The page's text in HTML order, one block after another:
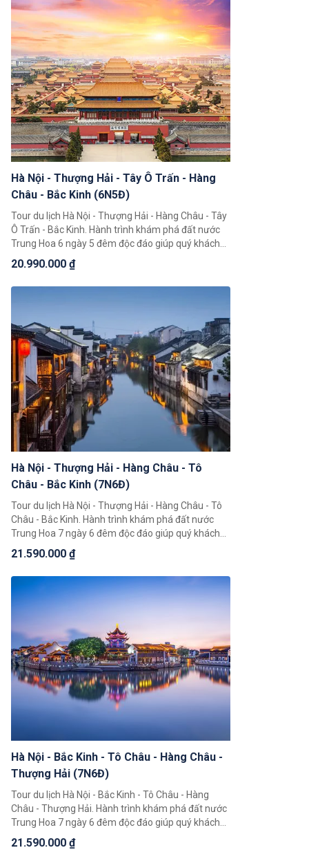
Hà Nội - Thượng Hải - Tây Ô Trấn - Hàng
Châu - Bắc Kinh (6N5Đ)
Tour du lịch Hà Nội - Thượng Hải - Hàng Châu - Tây
Ô Trấn - Bắc Kinh. Hành trình khám phá đất nước
Trung Hoa 6 ngày 5 đêm độc đáo giúp quý khách
có thể chiêm ngưỡng toàn cảnh đất nước Trung
Hoa với những cảnh đẹp thiên nhiên hùng vĩ cùng
nền văn hoá và với bề dày lịch sử bậc nhất Châu Á.
20.990.000 ₫
Hà Nội - Thượng Hải - Hàng Châu - Tô
Châu - Bắc Kinh (7N6Đ)
Tour du lịch Hà Nội - Thượng Hải - Hàng Châu - Tô
Châu - Bắc Kinh. Hành trình khám phá đất nước
Trung Hoa 7 ngày 6 đêm độc đáo giúp quý khách
có thể chiêm ngưỡng toàn cảnh đất nước Trung
Hoa rộng lớn, khám phá một loạt 4 thành phố nổi
tiếng là Bắc Kinh, Thượng Hải, Hàng Châu, Tô Châu.
21.590.000 ₫
Hà Nội - Bắc Kinh - Tô Châu - Hàng Châu -
Thượng Hải (7N6Đ)
Tour du lịch Hà Nội - Bắc Kinh - Tô Châu - Hàng
Châu - Thượng Hải. Hành trình khám phá đất nước
Trung Hoa 7 ngày 6 đêm độc đáo giúp quý khách
có thể chiêm ngưỡng toàn cảnh đất nước Trung
Hoa rộng lớn, khám phá một loạt 4 thành phố nổi
21.590.000 ₫